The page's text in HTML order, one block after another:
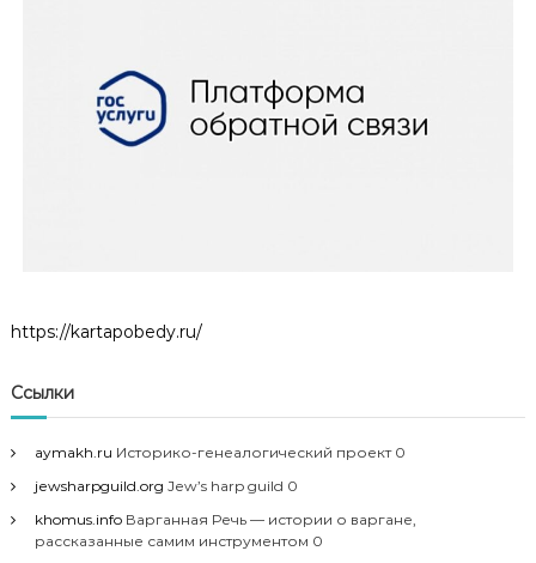
https://kartapobedy.ru/
Ссылки
aymakh.ru Историко-генеалогический проект 0
jewsharpguild.org Jew’s harp guild 0
khomus.infoВарганная Речь — истории о варгане,
рассказанные самим инструментом 0